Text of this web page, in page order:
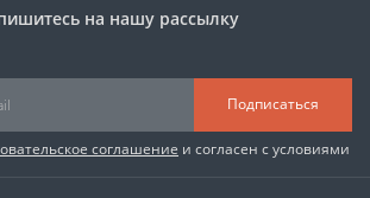
на нашу рассылку
Подписаться
соглашение и согласен с условиями